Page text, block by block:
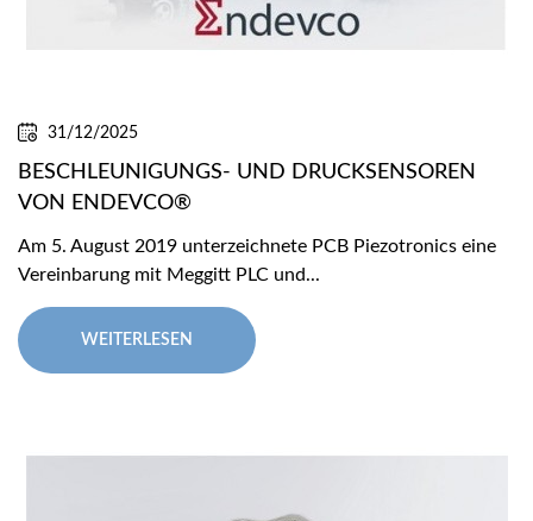
31/12/2025
BESCHLEUNIGUNGS- UND DRUCKSENSOREN
VON ENDEVCO®
Am 5. August 2019 unterzeichnete PCB Piezotronics eine
Vereinbarung mit Meggitt PLC und...
WEITERLESEN